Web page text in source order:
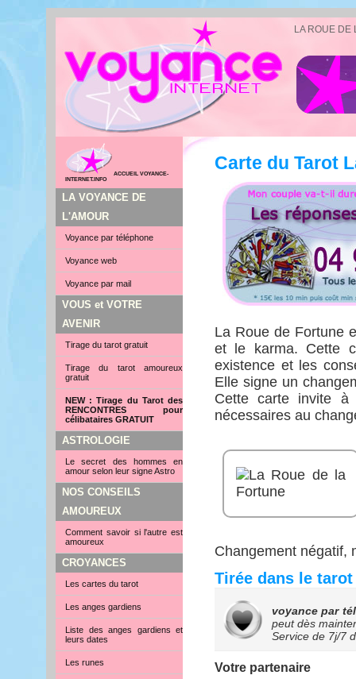
LA ROUE DE
ACCUEIL VOYANCE-
INTERNET.INFO
LA VOYANCE DE
L'AMOUR
Voyance par téléphone
Voyance web
Voyance par mail
VOUS et VOTRE
AVENIR
Tirage du tarot gratuit
Tirage du tarot amoureux
gratuit
NEW : Tirage du Tarot des
RENCONTRES pour
célibataires GRATUIT
ASTROLOGIE
Le secret des hommes en
amour selon leur signe Astro
NOS CONSEILS
AMOUREUX
Comment savoir si l'autre est
amoureux
CROYANCES
Les cartes du tarot
Les anges gardiens
Liste des anges gardiens et
leurs dates
Les runes
Carte du Tarot
La Roue de Fortune
et le karma. Cette
existence et les
Elle signe un
Cette carte invite
nécessaires au
Changement négatif,
Tirée dans le
voyance par
peut dès
Service de 7j/7
Votre partenaire